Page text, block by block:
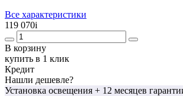
Все характеристики
119 070i
В корзину
купить в 1 клик
Кредит
Нашли дешевле?
Установка освещения + 12 месяцев